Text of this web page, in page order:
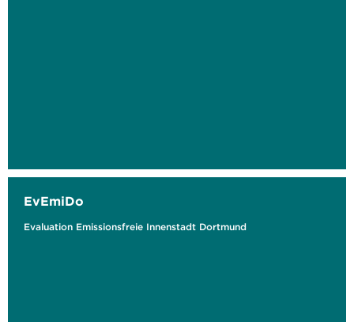
EvEmiDo
Evaluation Emissionsfreie Innenstadt Dortmund